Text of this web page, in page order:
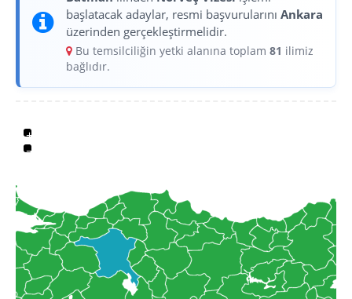
başlatacak adaylar, resmi başvurularını Ankara
üzerinden gerçekleştirmelidir.
Bu temsilciliğin yetki alanına toplam 81 ilimiz
bağlıdır.
+
−